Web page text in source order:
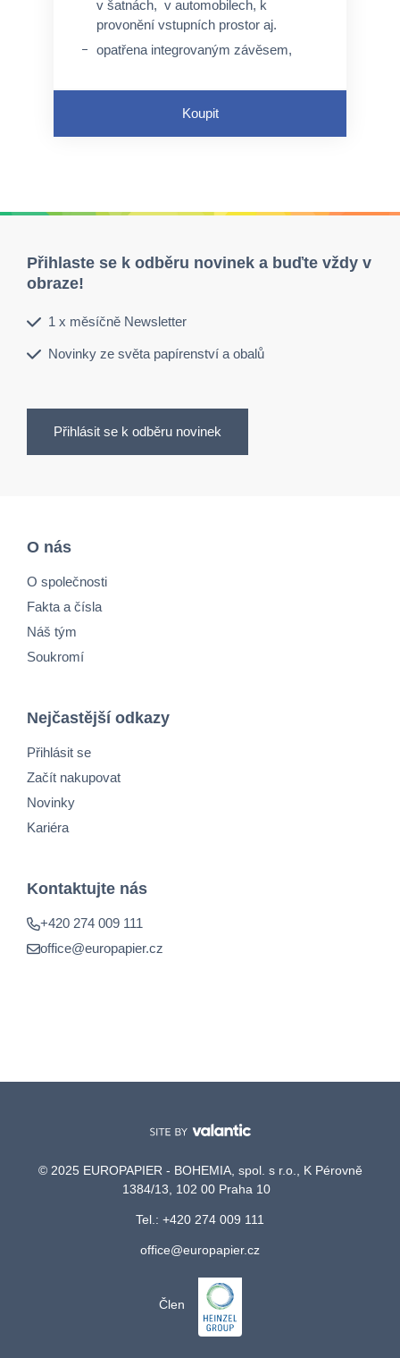
v šatnách, v automobilech, k
provonění vstupních prostor aj.
opatřena integrovaným závěsem,
využít perforovaný otvor a pružný
neaktivuje se průtokem tekutin
Koupit
Přihlaste se k odběru novinek a buďte vždy v
obraze!
1 x měsíčně Newsletter
Novinky ze světa papírenství a obalů
Přihlásit se k odběru novinek
O nás
O společnosti
Fakta a čísla
Náš tým
Soukromí
Nejčastější odkazy
Přihlásit se
Začít nakupovat
Novinky
Kariéra
Kontaktujte nás
+420 274 009 111
office@europapier.cz
© 2025 EUROPAPIER - BOHEMIA, spol. s r.o., K Pérovně
1384/13, 102 00 Praha 10
Tel.: +420 274 009 111
office@europapier.cz
Člen